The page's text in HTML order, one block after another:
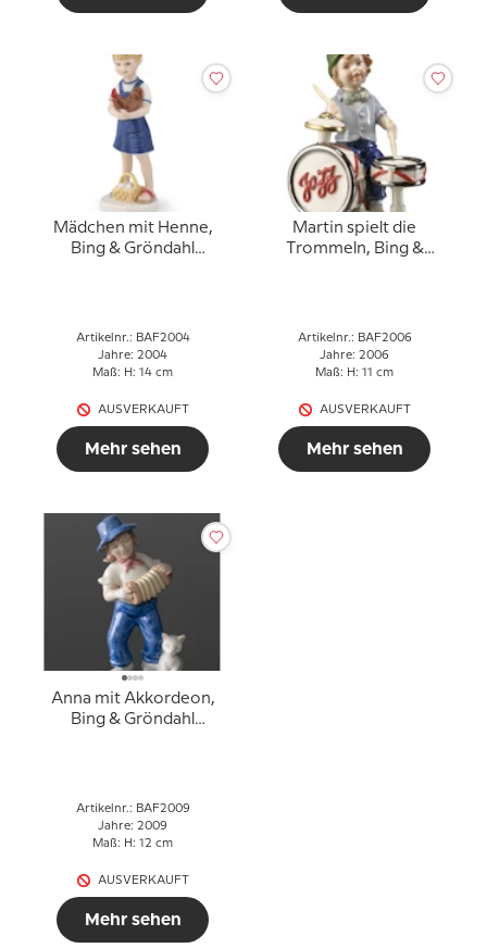
Mädchen mit Henne,
Bing & Gröndahl
Artikelnr.: BAF2004
Jahre: 2004
Maß: H: 14 cm
AUSVERKAUFT
Mehr sehen
Martin spielt die
Trommeln, Bing &
Artikelnr.: BAF2006
Jahre: 2006
Maß: H: 11 cm
AUSVERKAUFT
Mehr sehen
Anna mit Akkordeon,
Bing & Gröndahl
Artikelnr.: BAF2009
Jahre: 2009
Maß: H: 12 cm
AUSVERKAUFT
Mehr sehen